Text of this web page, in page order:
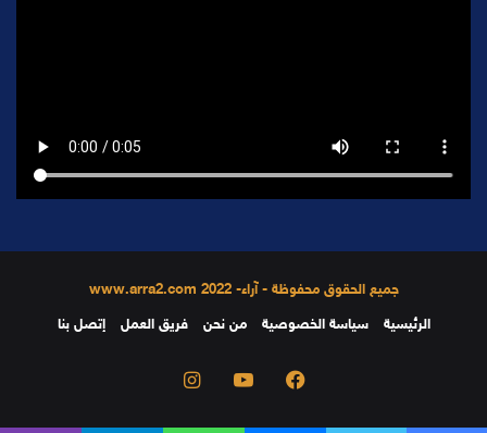
جميع الحقوق محفوظة - آراء- 2022 www.arra2.com
الرئيسية
سياسة الخصوصية من نحن فريق العمل إتصل بنا
فيسبوك يوتيوب